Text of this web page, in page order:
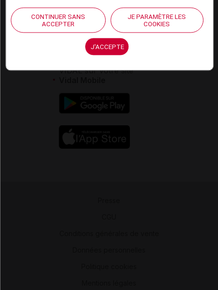
Service client
Contact
Aide
Espace partenaires
VIDAL sur votre site
CONTINUER SANS
ACCEPTER
JE PARAMÈTRE LES
COOKIES
J'ACCEPTE